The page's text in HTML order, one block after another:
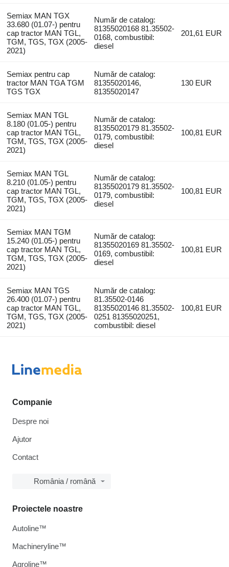
Semiax MAN TGX
33.680 (01.07-) pentru
cap tractor MAN TGL,
TGM, TGS, TGX (2005-
2021)
Număr de catalog:
81355020168 81.35502-
0168, combustibil:
diesel
201,61 EUR
Semiax pentru cap
tractor MAN TGA TGM
TGS TGX
Număr de catalog:
81355020146,
81355020147
130 EUR
Semiax MAN TGL
8.180 (01.05-) pentru
cap tractor MAN TGL,
TGM, TGS, TGX (2005-
2021)
Număr de catalog:
81355020179 81.35502-
0179, combustibil:
diesel
100,81 EUR
Semiax MAN TGL
8.210 (01.05-) pentru
cap tractor MAN TGL,
TGM, TGS, TGX (2005-
2021)
Număr de catalog:
81355020179 81.35502-
0179, combustibil:
diesel
100,81 EUR
Semiax MAN TGM
15.240 (01.05-) pentru
cap tractor MAN TGL,
TGM, TGS, TGX (2005-
2021)
Număr de catalog:
81355020169 81.35502-
0169, combustibil:
diesel
100,81 EUR
Semiax MAN TGS
26.400 (01.07-) pentru
cap tractor MAN TGL,
TGM, TGS, TGX (2005-
2021)
Număr de catalog:
81.35502-0146
81355020146 81.35502-
0251 81355020251,
combustibil: diesel
100,81 EUR
Companie
Despre noi
Ajutor
Contact
România / română
Proiectele noastre
Autoline™
Machineryline™
Agroline™